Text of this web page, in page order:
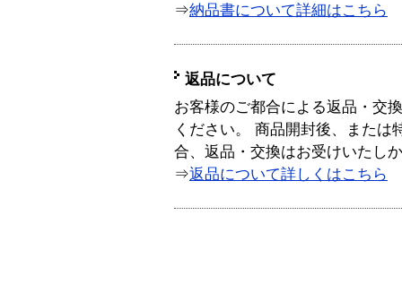
⇒納品書について詳細はこちら
返品について
お客様のご都合による返品・交
ください。 商品開封後、または
合、返品・交換はお受けいたし
⇒返品について詳しくはこちら